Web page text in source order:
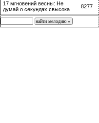
17 мгновений весны: Не
думай о секундах свысока
8277